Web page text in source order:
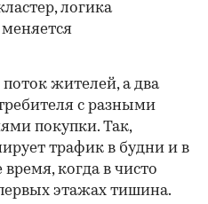
логика
жителей, а два
с разными
покупки. Так,
трафик в будни и в
когда в чисто
этажах тишина.